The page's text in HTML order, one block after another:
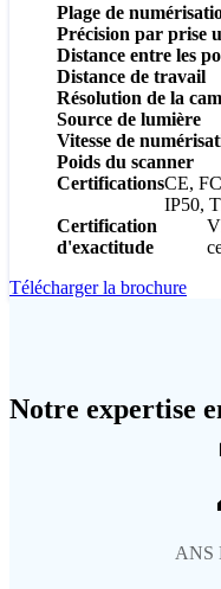
Plage de
Précision par prise
Distance entre les
Distance de travail
Résolution de la
Source de lumière
Vitesse de
Poids du scanner
CertificationsCE,
IP50,
Certification
d'exactitude
Télécharger la brochure
Notre expertise
ANS